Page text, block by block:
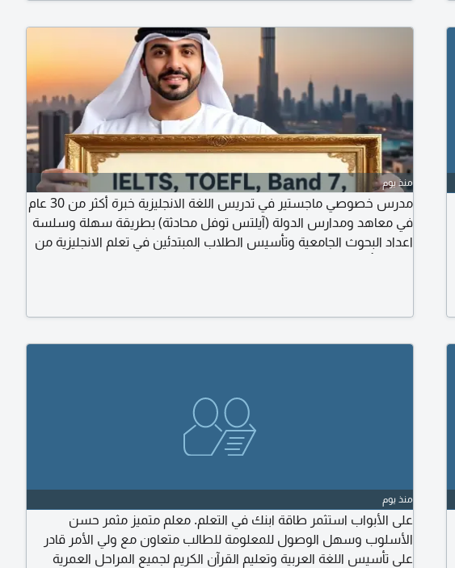
منذ يوم
مدرس خصوصي ماجستير في تدريس اللغة الانجليزية خبرة أكثر من 30 عام
في معاهد ومدارس الدولة (آيلتس توفل محادثة) بطريقة سهلة وسلسة
اعداد البحوث الجامعية وتأسيس الطلاب المبتدئين في تعلم الانجليزية من
منذ يوم
على الأبواب استثمر طاقة ابنك في التعلم. معلم متميز مثمر حسن
الأسلوب وسهل الوصول للمعلومة للطالب متعاون مع ولي الأمر قادر
على تأسيس اللغة العربية وتعليم القرآن الكريم لجميع المراحل العمرية